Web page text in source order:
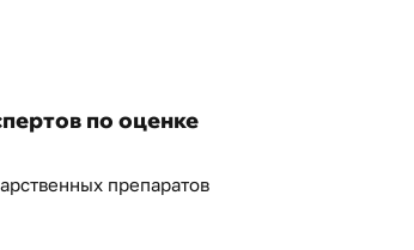
по оценке
препаратов